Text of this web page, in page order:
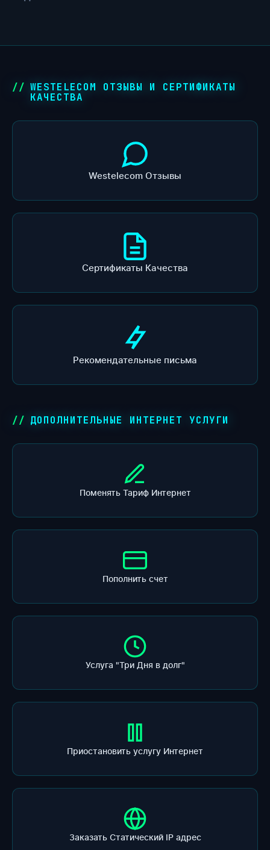
WESTELECOM ОТЗЫВЫ И СЕРТИФИКАТЫ
КАЧЕСТВА
Westelecom Отзывы
Сертификаты Качества
Рекомендательные письма
ДОПОЛНИТЕЛЬНЫЕ ИНТЕРНЕТ УСЛУГИ
Поменять Тариф Интернет
Пополнить счет
Услуга "Три Дня в долг"
Приостановить услугу Интернет
Заказать Статический IP адрес